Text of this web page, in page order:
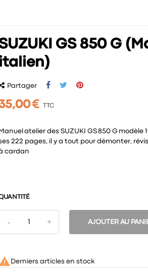
GS 850 G
italien)
Partager
€ TTC
Manuel atelier des SUZUKI GS 850 G
222 pages, il y a tout pour démonter,
cardan
AJOUTER AU
 Derniers articles en stock